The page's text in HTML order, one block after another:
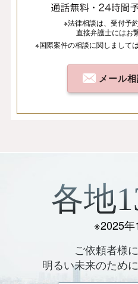
※法律相談は、 受付予
直接弁護士にはお
※国際案件の相談に関しましては
メール相
各地
※2025
ご依頼者様
明るい未来のため